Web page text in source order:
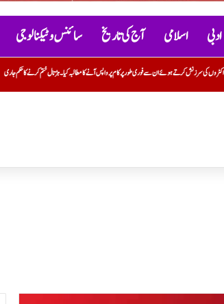
ادبی اسلامی آج کی تاریخ سائنس و ٹیکنالوجی
سیاسی فائدے کے لیے مسلمانوں آنے کا مطالبہ کیا۔ہڑتال ختم کرنے کا حکم جاری